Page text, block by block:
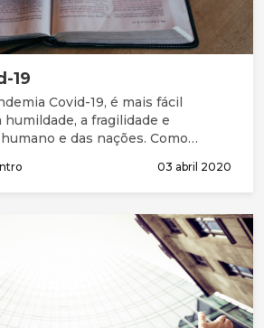
19
Covid-19, é mais fácil
a fragilidade e
e das nações. Como
precisamos da graça (favor
para entrar na presença do
compreendemos que este
está longe. Está perto, à distância
continuar a chegar-nos a
melhor quem Ele é, a
necessidades e
ouvir a Sua mensagem e
os nossos passos com a Sua
03 abril 2020